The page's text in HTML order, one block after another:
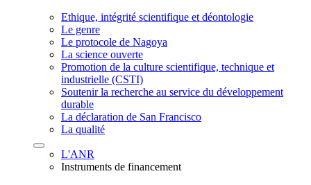
Ethique, intégrité scientifique et déontologie
Le genre
Le protocole de Nagoya
La science ouverte
Promotion de la culture scientifique, technique et
industrielle (CSTI)
Soutenir la recherche au service du développement
durable
La déclaration de San Francisco
La qualité
L'ANR
Instruments de financement